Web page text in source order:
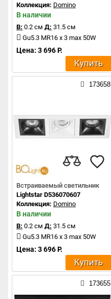
Коллекция: Domino
В наличии
В: 0.2 см Д: 31.5 см
Gu5.3 MR16 x 3 max 50W
Цена: 3 696 Р.
Купить
173658
Встраиваемый светильник
Lightstar D536070607
Коллекция: Domino
В наличии
В: 0.2 см Д: 31.5 см
Gu5.3 MR16 x 3 max 50W
Цена: 3 696 Р.
Купить
173655